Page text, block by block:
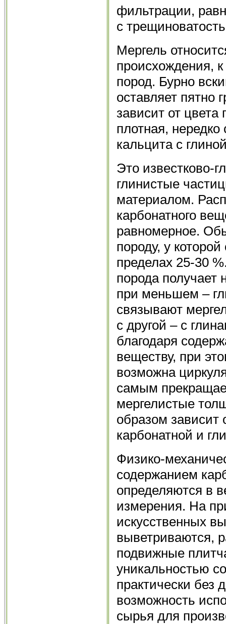
фильтрации,
с
Мергель
происхождения, к
пород. Бурно
оставляет пятно
зависит от
плотная,
кальцита с
Это известково-
глинистые
материалом.
карбонатного
равномерное.
породу, у
пределах 25-30
порода получает
при меньшем –
связывают
с другой – с
благодаря
веществу, при
возможна
самым
мергелистые
образом зависит
карбонатной и
Физико-
содержанием
определяются в
измерения. На
искусственных
выветриваются,
подвижные
уникальностью
практически без
возможность
сырья для